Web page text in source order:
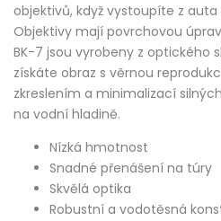
objektivů, když vystoupíte z
Objektivy mají povrchovou
BK-7 jsou vyrobeny z optického
získáte obraz s věrnou
zkreslením a minimalizací
na vodní hladině.
Nízká hmotnost
Snadné přenášení na túry
Skvělá optika
Robustní a vodotěsná